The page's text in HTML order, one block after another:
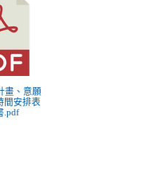
畫、意願
間安排表
.pdf